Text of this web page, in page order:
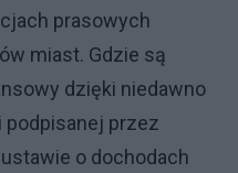
prasowych
miast. Gdzie są
dzięki niedawno
podpisanej przez
o dochodach